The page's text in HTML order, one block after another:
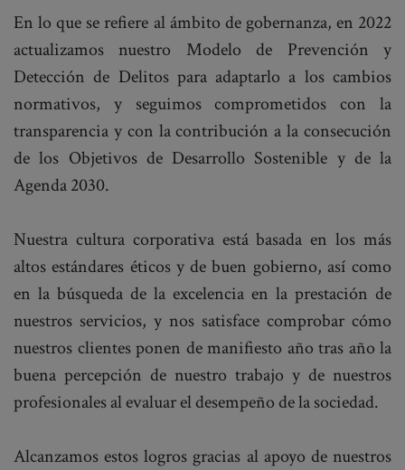
En lo que se refiere al ámbito de gobernanza, en 2022
actualizamos nuestro Modelo de Prevención y
Detección de Delitos para adaptarlo a los cambios
normativos, y seguimos comprometidos con la
transparencia y con la contribución a la consecución
de los Objetivos de Desarrollo Sostenible y de la
Agenda 2030.
Nuestra cultura corporativa está basada en los más
altos estándares éticos y de buen gobierno, así como
en la búsqueda de la excelencia en la prestación de
nuestros servicios, y nos satisface comprobar cómo
nuestros clientes ponen de manifiesto año tras año la
buena percepción de nuestro trabajo y de nuestros
profesionales al evaluar el desempeño de la sociedad.
Alcanzamos estos logros gracias al apoyo de nuestros